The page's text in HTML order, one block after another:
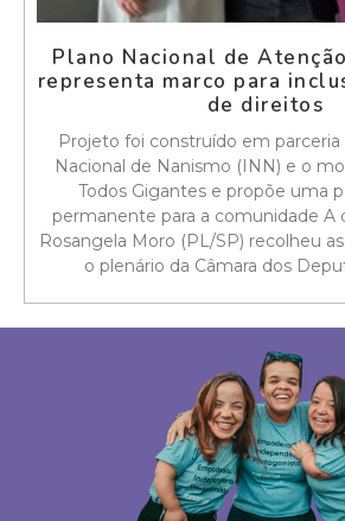
Plano Nacional de
representa marco para
de direitos
Projeto foi construído em
Nacional de Nanismo (INN) e o
Todos Gigantes e propõe uma
permanente para a comunidade A
Rosangela Moro (PL/SP) recolheu
o plenário da Câmara dos